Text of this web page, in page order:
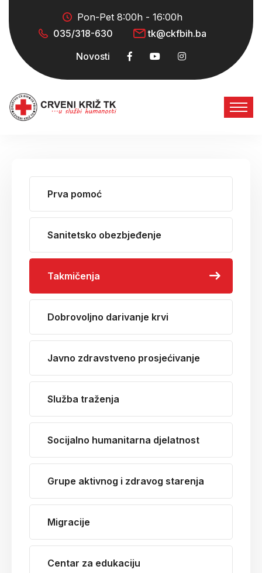
Pon-Pet 8:00h - 16:00h
035/318-630
tk@ckfbih.ba
Novosti
Prva pomoć
Sanitetsko obezbjeđenje
Takmičenja
Dobrovoljno darivanje krvi
Javno zdravstveno prosjećivanje
Služba traženja
Socijalno humanitarna djelatnost
Grupe aktivnog i zdravog starenja
Migracije
Centar za edukaciju